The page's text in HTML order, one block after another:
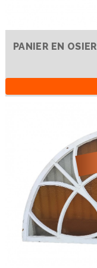
PANIER EN OSIER